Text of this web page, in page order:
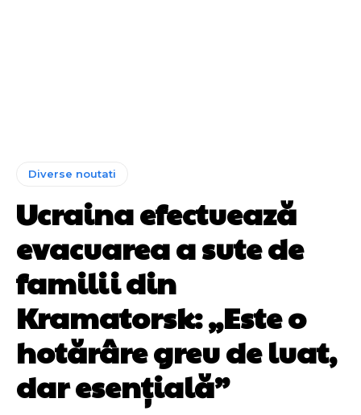
Diverse noutati
Ucraina efectuează
evacuarea a sute de
familii din
Kramatorsk: „Este o
hotărâre greu de luat,
dar esențială”